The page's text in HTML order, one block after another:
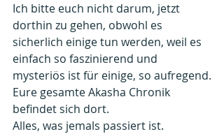
Ich bitte euch nicht darum, jetzt
dorthin zu gehen, obwohl es
sicherlich einige tun werden, weil es
einfach so faszinierend und
mysteriös ist für einige, so aufregend.
Eure gesamte Akasha Chronik
befindet sich dort.
Alles, was jemals passiert ist.